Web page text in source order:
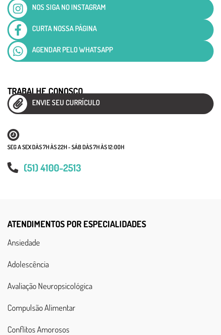
NOS SIGA NO INSTAGRAM
CURTA NOSSA PÁGINA
AGENDAR PELO WHATSAPP
SEG A SEX DÀS 7H ÀS 22H - SÁB DÀS 7H ÀS 12:00H
(51) 4100-2513
TRABALHE CONOSCO
ENVIE SEU CURRÍCULO
ATENDIMENTOS POR ESPECIALIDADES
Ansiedade
Adolescência
Avaliação Neuropsicológica
Compulsão Alimentar
Conflitos Amorosos